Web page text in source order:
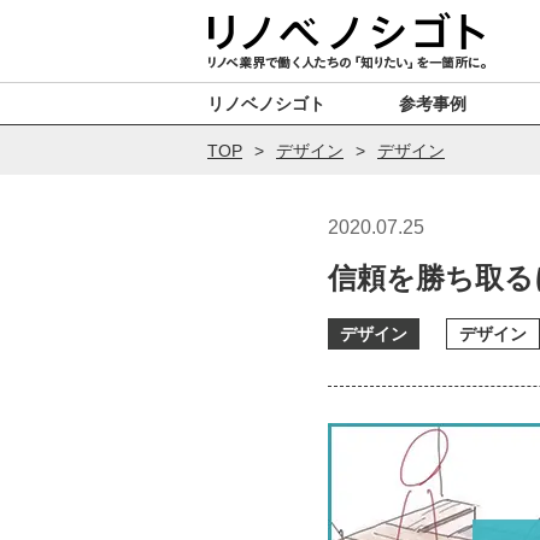
リノベノシゴト 参考事例
TOP デザイン デザイン
2020.07.25
信頼を勝ち取
デザイン デザイン